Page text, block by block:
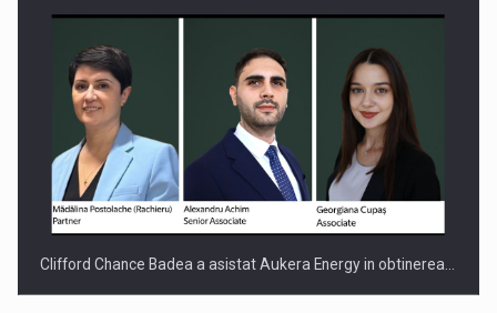
Clifford Chance Badea a asistat Aukera Energy in obtinerea…